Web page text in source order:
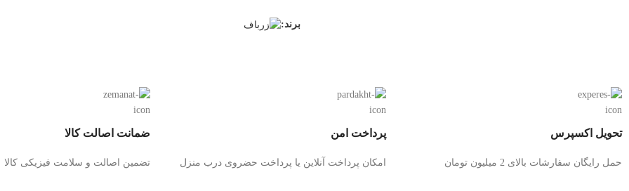
برند:
تحویل اکسپرس
حمل رایگان سفارشات بالای 2 میلیون تومان
پرداخت امن
امکان پرداخت آنلاین یا پرداخت حضروی درب منزل
ضمانت اصالت کالا
تضمین اصالت و سلامت فیزیکی کالا